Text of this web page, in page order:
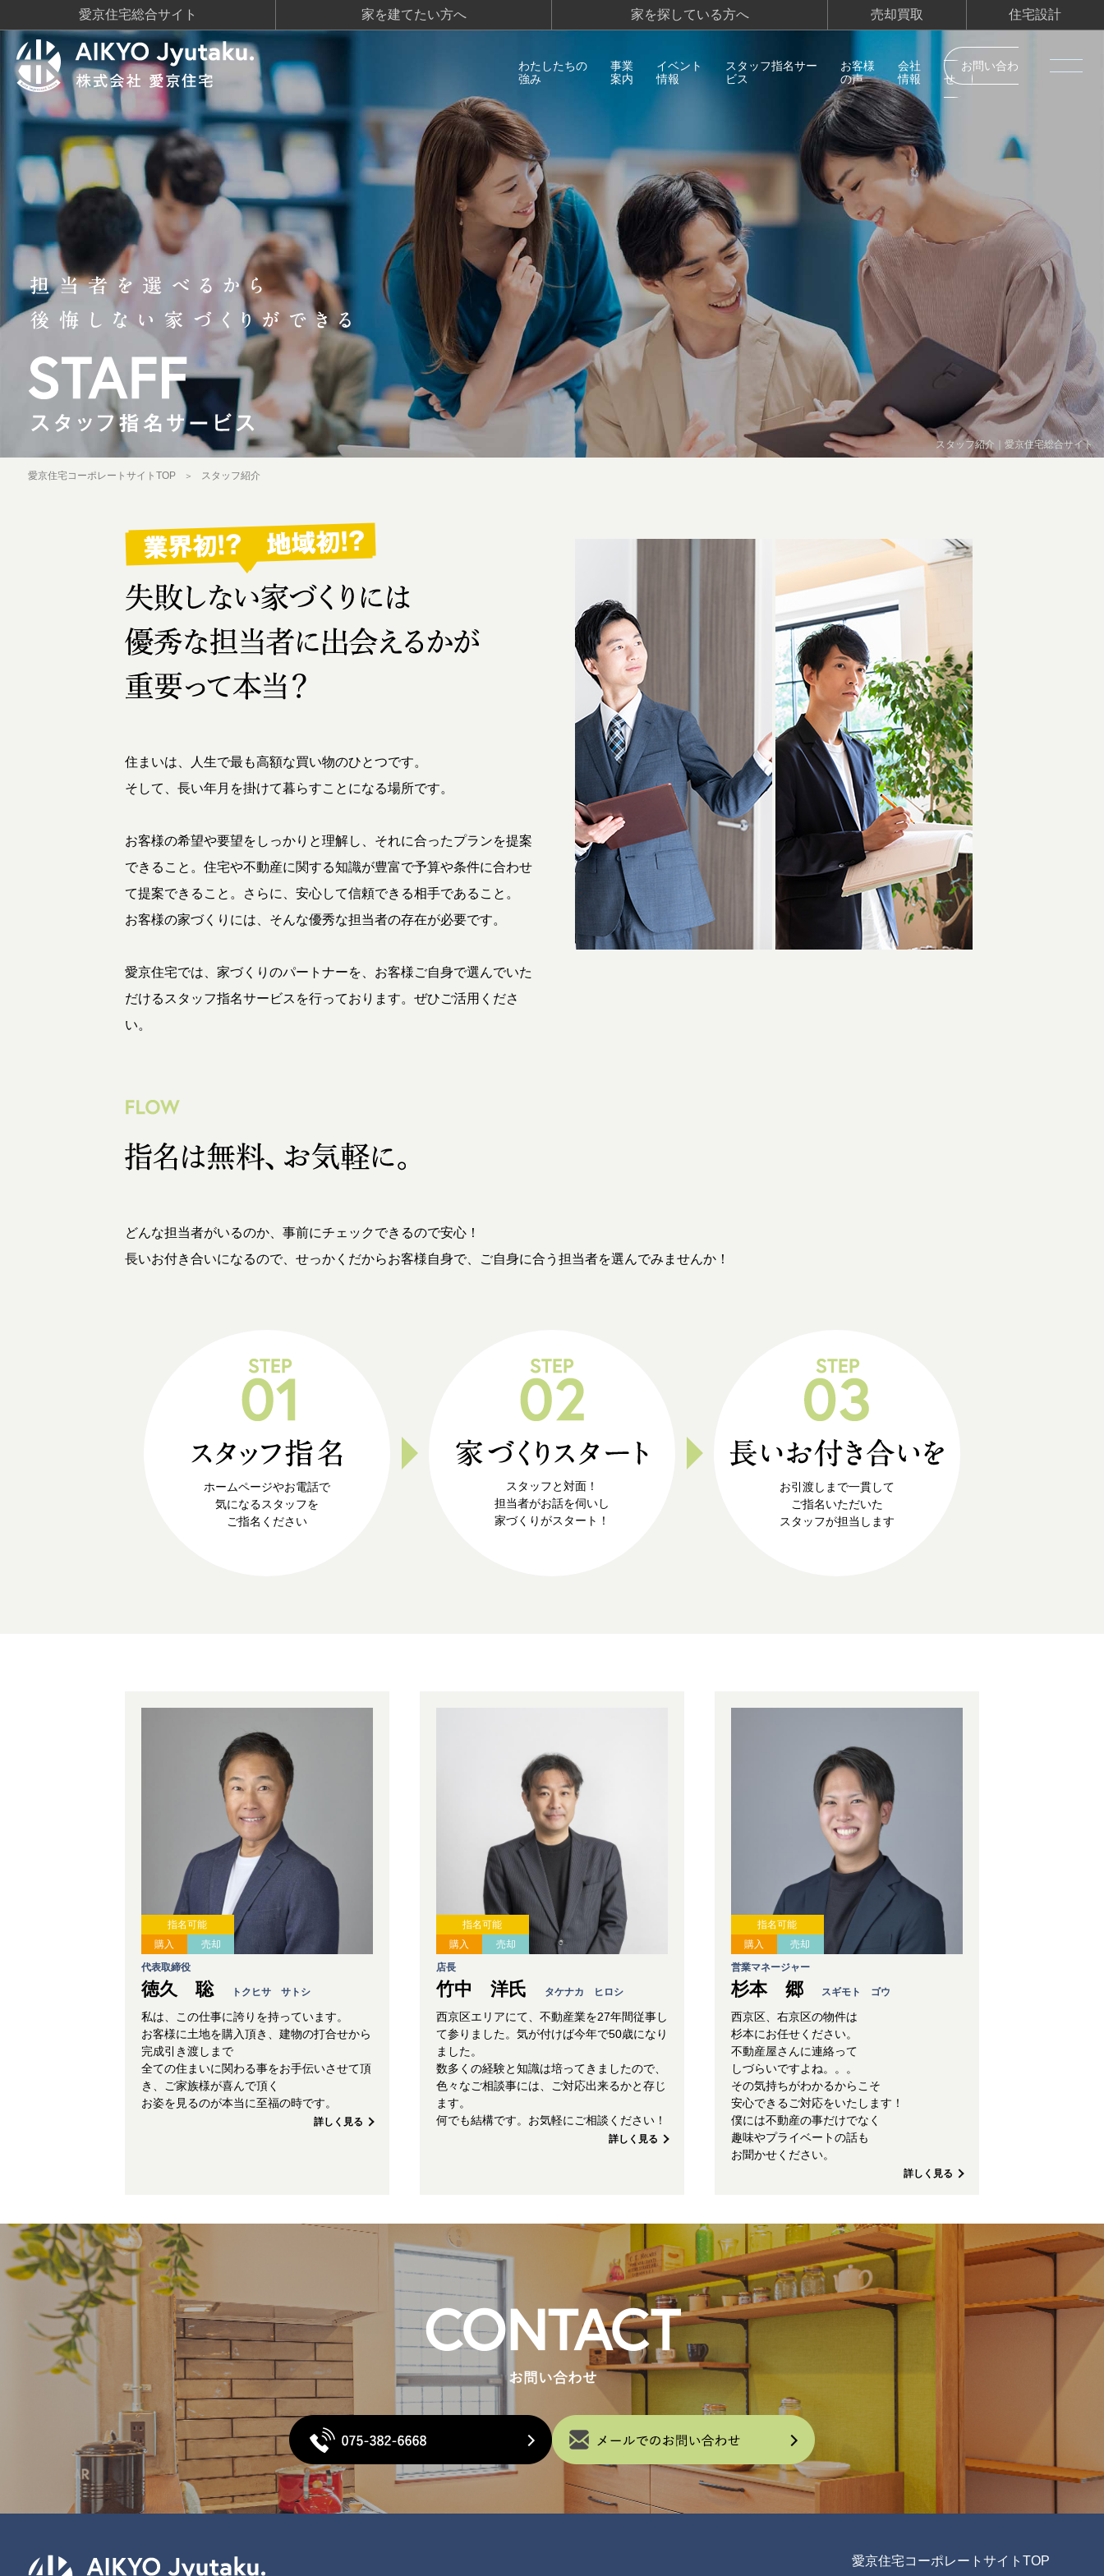
愛京住宅総合サイト 家を建てたい方へ 家を探している方へ 売却買取 住宅設計
わたしたちの
強み
事業
案内
イベント
情報
スタッフ指名サー
ビス
お客様
の声
会社
情報
お問い合わ
せ
スタッフ紹介｜愛京住宅総合サイト
愛京住宅コーポレートサイトTOP スタッフ紹介
住まいは、人生で最も高額な買い物のひとつです。
そして、長い年月を掛けて暮らすことになる場所です。
お客様の希望や要望をしっかりと理解し、それに合ったプランを提案
できること。住宅や不動産に関する知識が豊富で予算や条件に合わせ
て提案できること。さらに、安心して信頼できる相手であること。
お客様の家づくりには、そんな優秀な担当者の存在が必要です。
愛京住宅では、家づくりのパートナーを、お客様ご自身で選んでいた
だけるスタッフ指名サービスを行っております。ぜひご活用くださ
い。
どんな担当者がいるのか、事前にチェックできるので安心！
長いお付き合いになるので、せっかくだからお客様自身で、ご自身に合う担当者を選んでみませんか！
ホームページやお電話で
気になるスタッフを
ご指名ください
スタッフと対面！
担当者がお話を伺いし
家づくりがスタート！
お引渡しまで一貫して
ご指名いただいた
スタッフが担当します
指名可能
購入
売却
代表取締役
徳久 聡 トクヒサ サトシ
私は、この仕事に誇りを持っています。
お客様に土地を購入頂き、建物の打合せから
完成引き渡しまで
全ての住まいに関わる事をお手伝いさせて頂
き、ご家族様が喜んで頂く
お姿を見るのが本当に至福の時です。
詳しく見る
指名可能
購入
売却
店長
竹中 洋氏 タケナカ ヒロシ
西京区エリアにて、不動産業を27年間従事し
て参りました。気が付けば今年で50歳になり
ました。
数多くの経験と知識は培ってきましたので、
色々なご相談事には、ご対応出来るかと存じ
ます。
何でも結構です。お気軽にご相談ください！
詳しく見る
指名可能
購入
売却
営業マネージャー
杉本 郷 スギモト ゴウ
西京区、右京区の物件は
杉本にお任せください。
不動産屋さんに連絡って
しづらいですよね。。。
その気持ちがわかるからこそ
安心できるご対応をいたします！
僕には不動産の事だけでなく
趣味やプライベートの話も
お聞かせください。
詳しく見る
愛京住宅コーポレートサイトTOP